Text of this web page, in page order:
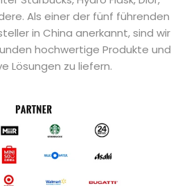
Als einer der fünf führenden
in China anerkannt, sind wir
hochwertige Produkte und
Lösungen zu liefern.